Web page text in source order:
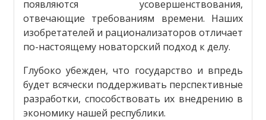
появляются усовершенствования,
отвечающие требованиям времени. Наших
изобретателей и рационализаторов отличает
по-настоящему новаторский подход к делу.
Глубоко убежден, что государство и впредь
будет всячески поддерживать перспективные
разработки, способствовать их внедрению в
экономику нашей республики.